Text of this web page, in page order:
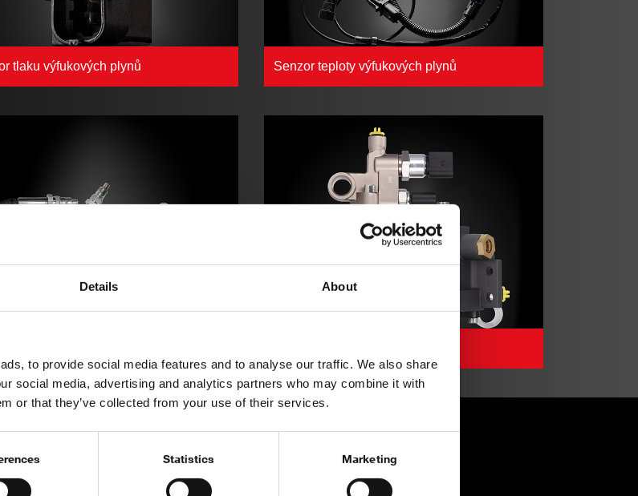
Details About
to provide social media features and to analyse our traffic. We also share
social media, advertising and analytics partners who may combine it with
or that they’ve collected from your use of their services.
Statistics Marketing
tlaku výfukových plynů Senzor teploty výfukových plynů
do konce